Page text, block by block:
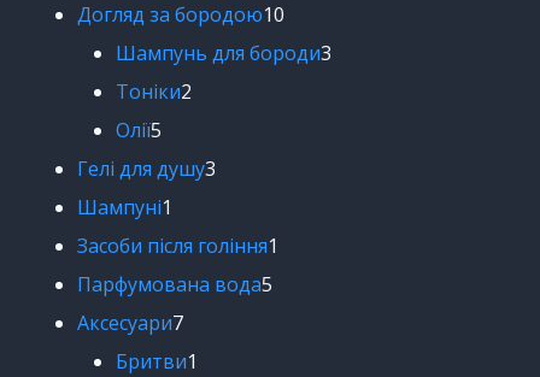
Догляд за бородою10
Шампунь для бороди3
Тоніки2
Олії5
Гелі для душу3
Шампуні1
Засоби після гоління1
Парфумована вода5
Аксесуари7
Бритви1